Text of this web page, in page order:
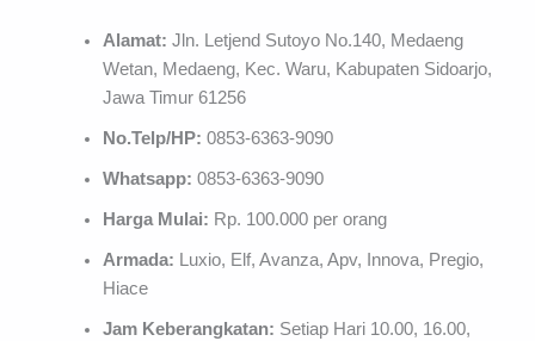
Alamat:Jln. Letjend Sutoyo No.140, Medaeng
Wetan, Medaeng, Kec. Waru, Kabupaten Sidoarjo,
Jawa Timur 61256
No.Telp/HP:0853-6363-9090
Whatsapp:0853-6363-9090
Harga Mulai: Rp. 100.000 per orang
Armada:
Luxio, Elf, Avanza, Apv, Innova, Pregio,
Hiace
Jam Keberangkatan: Setiap Hari 10.00, 16.00,